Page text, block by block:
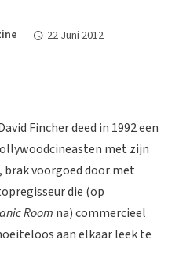
22 Juni 2012
Fincher deed in 1992 een
met zijn
, brak voorgoed door met
die (op
Room na) commercieel
aan elkaar leek te